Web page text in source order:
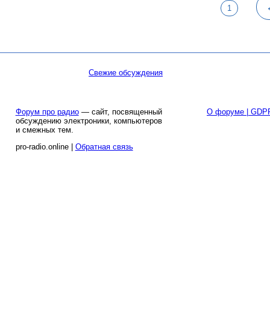
1
Свежие обсуждения
Форум про радио— сайт, посвященный
обсуждению электроники, компьютеров
и смежных тем.
pro-radio.online | Обратная связь
О форуме |